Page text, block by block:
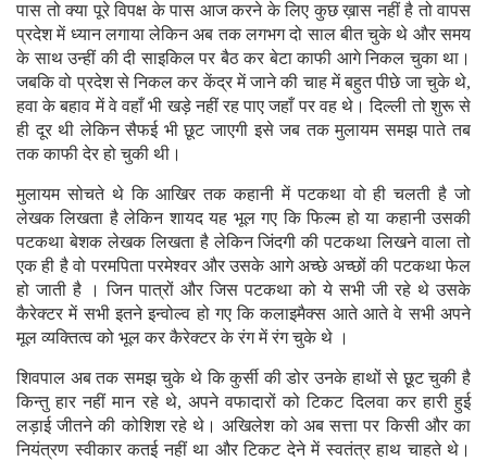
पास तो क्या पूरे विपक्ष के पास आज करने के लिए कुछ ख़ास नहीं है तो वापस
प्रदेश में ध्यान लगाया लेकिन अब तक लगभग दो साल बीत चुके थे और समय
के साथ उन्हीं की दी साइकिल पर बैठ कर बेटा काफी आगे निकल चुका था।
जबकि वो प्रदेश से निकल कर केंद्र में जाने की चाह में बहुत पीछे जा चुके थे,
हवा के बहाव में वे वहाँ भी खड़े नहीं रह पाए जहाँ पर वह थे। दिल्ली तो शुरू से
ही दूर थी लेकिन सैफई भी छूट जाएगी इसे जब तक मुलायम समझ पाते तब
तक काफी देर हो चुकी थी।
मुलायम सोचते थे कि आखिर तक कहानी में पटकथा वो ही चलती है जो
लेखक लिखता है लेकिन शायद यह भूल गए कि फिल्म हो या कहानी उसकी
पटकथा बेशक लेखक लिखता है लेकिन जिंदगी की पटकथा लिखने वाला तो
एक ही है वो परमपिता परमेश्वर और उसके आगे अच्छे अच्छों की पटकथा फेल
हो जाती है । जिन पात्रों और जिस पटकथा को ये सभी जी रहे थे उसके
कैरेक्टर में सभी इतने इन्वोल्व हो गए कि कलाइमैक्स आते आते वे सभी अपने
मूल व्यक्तित्व को भूल कर कैरेक्टर के रंग में रंग चुके थे ।
शिवपाल अब तक समझ चुके थे कि कुर्सी की डोर उनके हाथों से छूट चुकी है
किन्तु हार नहीं मान रहे थे, अपने वफादारों को टिकट दिलवा कर हारी हुई
लड़ाई जीतने की कोशिश रहे थे। अखिलेश को अब सत्ता पर किसी और का
नियंत्रण स्वीकार कतई नहीं था और टिकट देने में स्वतंत्र हाथ चाहते थे।